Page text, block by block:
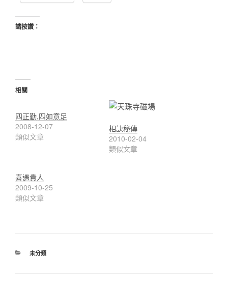
請按讚：
相關
四正勤,四如意足
2008-12-07
類似文章
相訣秘傳
2010-02-04
類似文章
喜遇貴人
2009-10-25
類似文章
分
未分類